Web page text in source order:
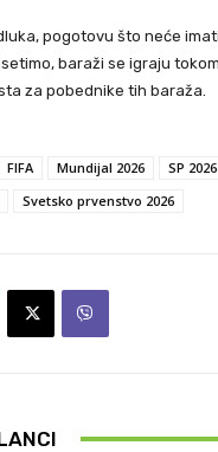
pogotovu što neće
baraži se igraju
za pobednike tih baraža.
FIFA Mundijal 2026
SP 2026
Svetsko prvenstvo 2026